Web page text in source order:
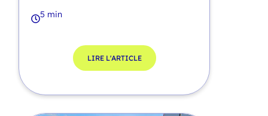
5 min
LIRE L'ARTICLE